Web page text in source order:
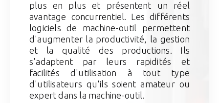
plus en plus et présentent un réel
avantage concurrentiel. Les différents
logiciels de machine-outil permettent
d'augmenter la productivité, la gestion
et la qualité des productions. Ils
s'adaptent par leurs rapidités et
facilités d'utilisation à tout type
d'utilisateurs qu'ils soient amateur ou
expert dans la machine-outil.